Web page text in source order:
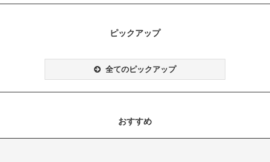
ピックアップ
全てのピックアップ
おすすめ